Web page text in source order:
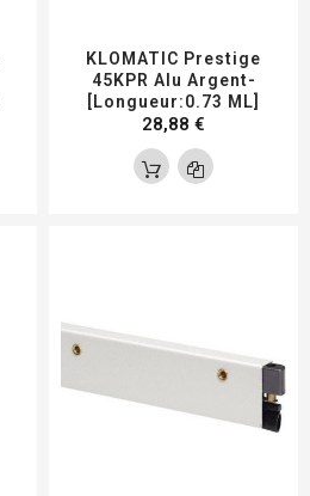
KLOMATIC Prestige
45KPR Alu Argent-
[Longueur:0.73 ML]
28,88 €